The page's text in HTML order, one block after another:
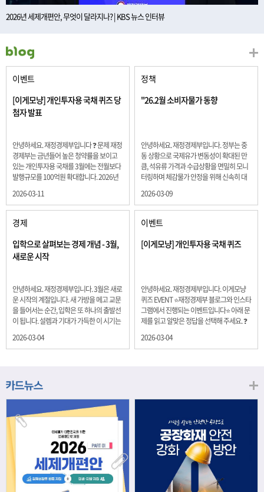
2026년 세제개편안, 무엇이 달라지나? | KBS 뉴스 인터뷰
이벤트
[이게모냥] 개인투자용 국채 퀴즈 당
첨자 발표
안녕하세요. 재정경제부입니다 ❓ 문제 재정
경제부는 금년들어 높은 청약률을 보이고
있는 개인투자용 국채를 3월에는 전월보다
발행규모를 100억원 확대합니다. 2026년
5년물 600억원, 10년물 900억원, 20년물
300억원입니다. 그렇다면 3월 개인투자용
국채의 총 발행 예정 금액은 얼마일까요??
보기 ① 1,600억원 ② 1,700억원 ③ 1,800
억원 ④ 2,000억원 정답 : 1,800억원 참여해
주신 모든 분들 감사합니다! 당첨자분들에
게는 지난 이벤트 블로그 게시글에 비밀댓
전달드립니다.
2026-03-11
정책
"26.2월 소비자물가 동향
안녕하세요. 재정경제부입니다. 정부는 중
동 상황으로 국제유가 변동성이 확대된 만
큼, 석유류 가격과 수급상황을 면밀히 모니
터링하며 체감물가 안정을 위해 신속히 대
료품과 에너지를 제외하고 추세적 흐름을
보여주는 근원물가는 2.3% 상승 향후 지정
학적 요인, 기상여건 등 불확실성이 있는 만
큼, 정부는 체감물가 안정을 위해 총력을 다
할 계획입니다. 특히, 최근 중동 상황으로 국
제유가 변동성이 확대된 만큼, 석유류 가격･
다.
2026-03-09
경제
입학으로 살펴보는 경제 개념 - 3월,
새로운 시작
안녕하세요. 재정경제부입니다. 3월은 새로
운 시작의 계절입니다. 새 가방을 메고 교문
을 들어서는 순간, 입학은 또 하나의 출발선
이 됩니다. 설렘과 기대가 가득한 이 시기는
래를 준비하는 첫 걸음이기도 합니다. 입학
니다. 배움이 쌓이는 시간, 인적자본 학교에
가는 과정입니다. 수업을 통해 배우는 전공
지식, 친구들과의 협업, 다양한 활동 속에서
얻는 문제 해결 경험은 모두 개인의 역량으
로 축적됩니다. 경제학에서는 이.......
2026-03-04
이벤트
[이게모냥] 개인투자용 국채 퀴즈
안녕하세요. 재정경제부입니다. 이게모냥
퀴즈 EVENT ⭐재정경제부 블로그와 인스타
그램에서 진행되는 이벤트입니다⭐ 아래 문
제를 읽고 알맞은 정답을 선택해 주세요. ❓
을 보이고 있는 개인투자용 국채를 3월에는
20년물 300억원입니다. 그렇다면 3월 개인
1,800억원 ④ 2,000억원 이벤트 안내 응모
기간: 2026년 3월 4일(수) ~ 3월 9일(월) 경
품: 커피쿠폰 (60명) 참여.......
2026-03-04